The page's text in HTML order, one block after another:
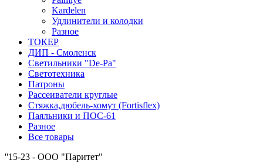
Kardelen
Удлинители и колодки
Разное
ТОКЕР
ДИП - Смоленск
Светильники "De-Pa"
Светотехника
Патроны
Рассеиватели круглые
Стяжка,дюбель-хомут (Fortisflex)
Паяльники и ПОС-61
Разное
Все товары
''15-23 - ООО "Паритет"